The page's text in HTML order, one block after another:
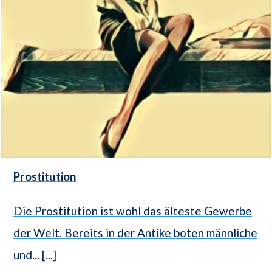
Prostitution
Die Prostitution ist wohl das älteste Gewerbe
der Welt. Bereits in der Antike boten männliche
und... [...]